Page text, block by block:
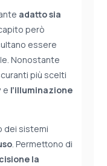
adatto sia
però
essere
Nonostante
più scelti
e l’illuminazione
dei sistemi
. Permettono di
la